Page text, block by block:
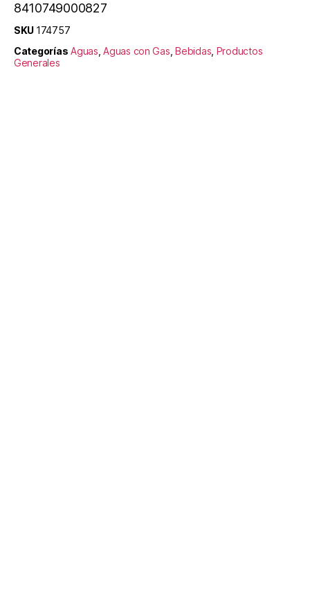
8410749000827
SKU 174757
Categorías Aguas ,Aguas con Gas ,Bebidas Productos
Generales